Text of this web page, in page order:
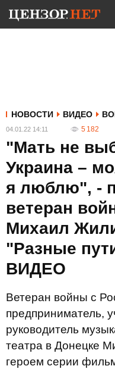
НОВОСТИ ВИДЕО
04.01.22 14:11 5 182
"Мать не
Украина –
я люблю", -
ветеран
Михаил
"Разные
ВИДЕО
Ветеран войны с
предприниматель,
руководитель
театра в Донецке
героем серии